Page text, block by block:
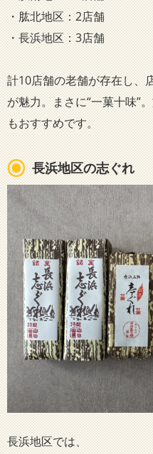
・肱北地区：2店舗
・長浜地区：3店舗
計10店舗の老舗が存在し、
が魅力。まさに“一菓十味”
もおすすめです。
長浜地区の志ぐれ
長浜地区では、